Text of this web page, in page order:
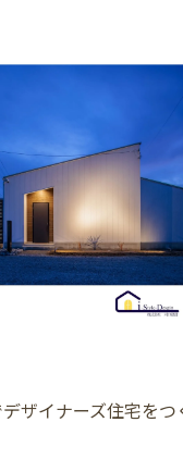
ザイナーズ住宅を